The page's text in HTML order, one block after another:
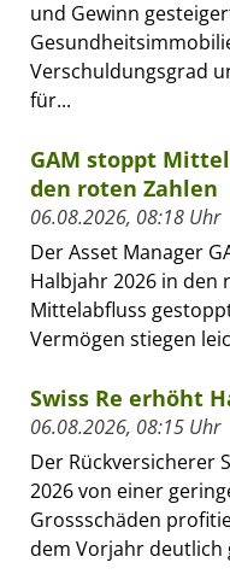
und Gewinn
Verschuldungsgrad
für...
GAM stoppt
den roten Zahlen
06.08.2026, 08:18 Uhr
Der Asset Manager
Halbjahr 2026 in den
Mittelabfluss
Vermögen stiegen
Swiss Re erhöht
06.08.2026, 08:15 Uhr
Der Rückversicherer
2026 von einer
Grossschäden
dem Vorjahr deutlich